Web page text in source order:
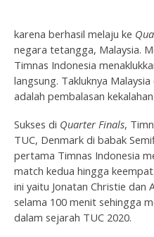
karena berhasil melaju ke
negara tetangga, Malaysia.
Timnas Indonesia
langsung. Takluknya
adalah pembalasan
Sukses di Quarter Finals,
TUC, Denmark di babak
pertama Timnas Indonesia
match kedua hingga
ini yaitu Jonatan Christie dan
selama 100 menit sehingga
dalam sejarah TUC 2020.